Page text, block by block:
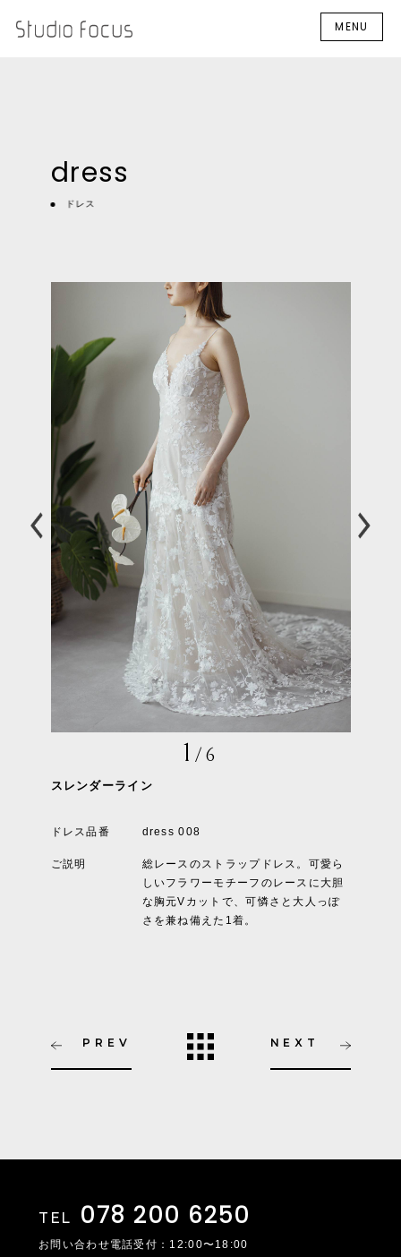
MENU
dress
ドレス
1 / 6
スレンダーライン
ドレス品番 dress 008
ご説明
総レースのストラップドレス。可愛ら
しいフラワーモチーフのレースに大胆
な胸元Vカットで、可憐さと大人っぽ
さを兼ね備えた1着。
PREV NEXT
TEL 078 200 6250
お問い合わせ電話受付：12:00〜18:00